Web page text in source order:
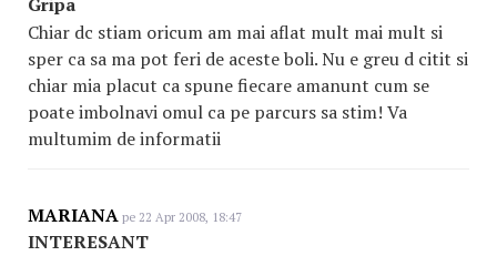
Chiar dc stiam oricum am mai aflat mult mai mult si
sper ca sa ma pot feri de aceste boli. Nu e greu d citit si
chiar mia placut ca spune fiecare amanunt cum se
poate imbolnavi omul ca pe parcurs sa stim! Va
multumim de informatii
MARIANA pe 22 Apr 2008, 18:47
INTERESANT